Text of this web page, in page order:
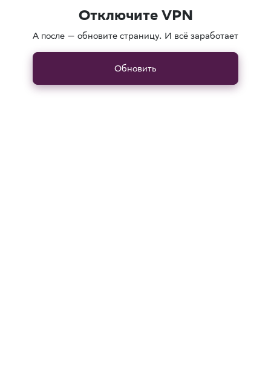
Отключите VPN
А после — обновите страницу. И всё заработает
Обновить